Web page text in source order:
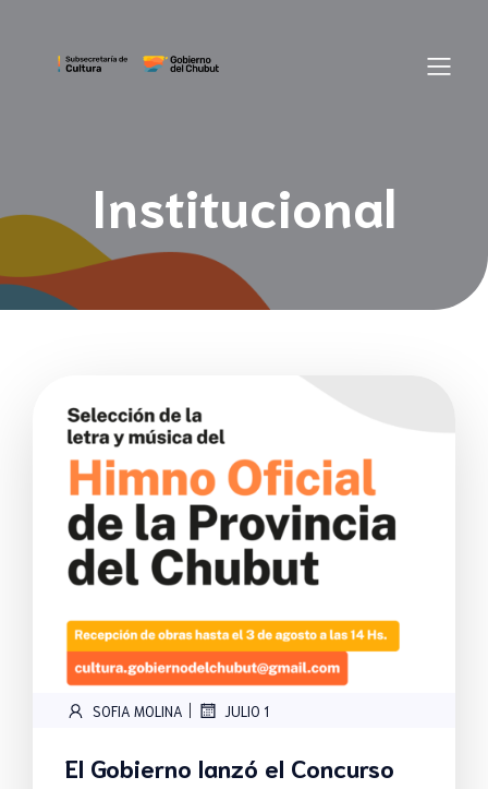
Institucional
SOFIA MOLINA | JULIO 1
El Gobierno lanzó el Concurso